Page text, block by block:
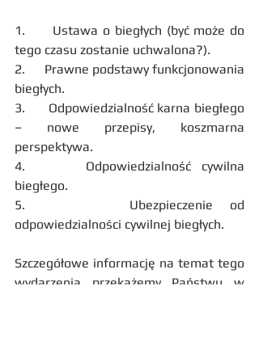
1.      Ustawa o biegłych (być może do
tego czasu zostanie uchwalona?).
2.      Prawne podstawy funkcjonowania
biegłych.
3.      Odpowiedzialność karna biegłego
– nowe przepisy, koszmarna
perspektywa.
4.      Odpowiedzialność cywilna
biegłego.
5.      Ubezpieczenie od
odpowiedzialności cywilnej biegłych.
Szczegółowe informację na temat tego
wydarzenia przekażemy Państwu w